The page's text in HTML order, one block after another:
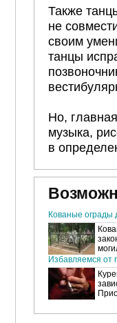
Также
не
своим
танцы
Но,
музыка,
в
Кованые ограды
Избавляемся от